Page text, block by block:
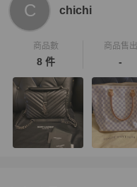
C chichi
商品數
8 件
商品售出
-